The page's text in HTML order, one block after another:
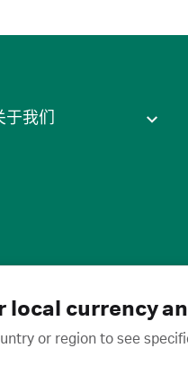
local currency
or region to see
于我们
隐私政策